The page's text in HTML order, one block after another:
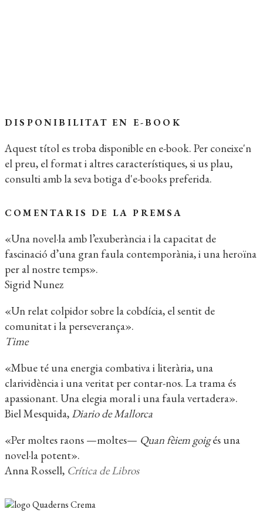
DISPONIBILITAT EN E-BOOK
Aquest títol es troba disponible en e-book. Per coneixe'n
el preu, el format i altres característiques, si us plau,
consulti amb la seva botiga d'e-books preferida.
COMENTARIS DE LA PREMSA
«Una novel·la amb l’exuberància i la capacitat de
fascinació d’una gran faula contemporània, i una heroïna
per al nostre temps».
Sigrid Nunez
«Un relat colpidor sobre la cobdícia, el sentit de
comunitat i la perseverança».
Time
«Mbue té una energia combativa i literària, una
clarividència i una veritat per contar-nos. La trama és
apassionant. Una elegia moral i una faula vertadera».
Biel Mesquida,Diario de Mallorca
«Per moltes raons —moltes— Quan fèiem goigés una
novel·la potent».
Anna Rossell, Crítica de Libros